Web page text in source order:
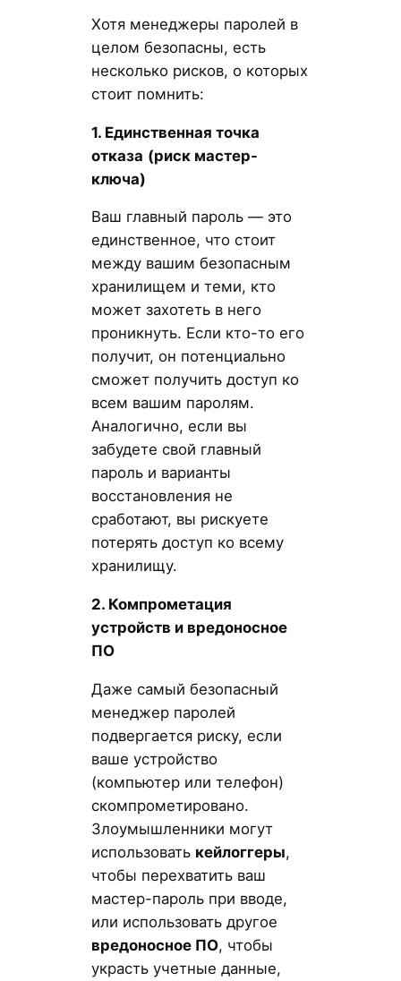
Хотя менеджеры паролей в
целом безопасны, есть
несколько рисков, о которых
стоит помнить:
1. Единственная точка
отказа (риск мастер-
ключа)
Ваш главный пароль — это
единственное, что стоит
между вашим безопасным
хранилищем и теми, кто
может захотеть в него
проникнуть. Если кто-то его
получит, он потенциально
сможет получить доступ ко
всем вашим паролям.
Аналогично, если вы
забудете свой главный
пароль и варианты
восстановления не
сработают, вы рискуете
потерять доступ ко всему
хранилищу.
2. Компрометация
устройств и вредоносное
ПО
Даже самый безопасный
менеджер паролей
подвергается риску, если
ваше устройство
(компьютер или телефон)
скомпрометировано.
Злоумышленники могут
использовать кейлоггеры,
чтобы перехватить ваш
мастер-пароль при вводе,
или использовать другое
вредоносное ПО, чтобы
украсть учетные данные,